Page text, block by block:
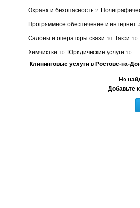
Охрана и безопасность 2
Программное обеспечение и интернет
Салоны и операторы связи 10 Такси 10
Химчистки 10 Юридические услуги 10
Клининговые услуги в Ростове-на-
Не
Добавьте